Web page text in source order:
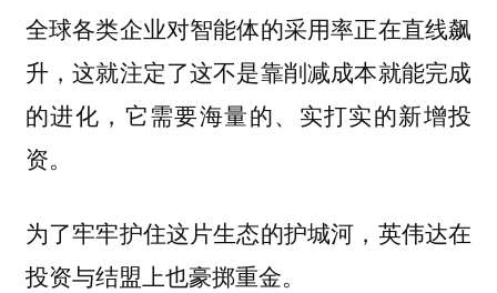
全球各类企业对智能体的采用率正在直线飙
升，这就注定了这不是靠削减成本就能完成
的进化，它需要海量的、实打实的新增投
资。
为了牢牢护住这片生态的护城河，英伟达在
投资与结盟上也豪掷重金。